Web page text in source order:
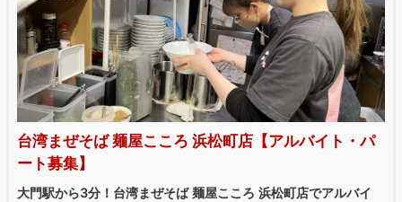
台湾まぜそば 麺屋こころ 浜松町店【アルバイト・パ
ート募集】
大門駅から3分！台湾まぜそば 麺屋こころ 浜松町店でアルバイ